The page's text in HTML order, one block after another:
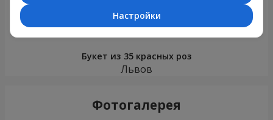
Букет из 35 красных роз
Львов
Фотогалерея
Настройки